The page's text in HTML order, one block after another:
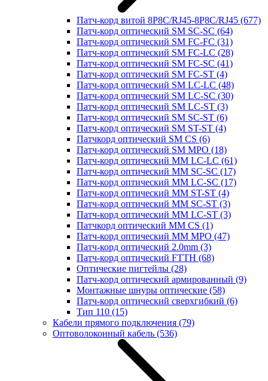
Патч-корд витой 8P8C/RJ45-8P8C/RJ45 (677)
Патч-корд оптический SM SC-SC (64)
Патч-корд оптический SM FC-FC (31)
Патч-корд оптический SM FC-LC (28)
Патч-корд оптический SM FC-SC (41)
Патч-корд оптический SM FC-ST (4)
Патч-корд оптический SM LC-LC (48)
Патч-корд оптический SM LC-SC (30)
Патч-корд оптический SM LC-ST (3)
Патч-корд оптический SM SC-ST (6)
Патч-корд оптический SM ST-ST (4)
Патчкорд оптический SM CS (6)
Патч-корд оптический SM MPO (18)
Патч-корд оптический MM LC-LC (61)
Патч-корд оптический MM SC-SC (17)
Патч-корд оптический MM LC-SC (17)
Патч-корд оптический MM ST-ST (4)
Патч-корд оптический MM SC-ST (3)
Патч-корд оптический MM LC-ST (3)
Патчкорд оптический MM CS (1)
Патч-корд оптический MM MPO (47)
Патч-корд оптический 2.0mm (3)
Патч-корд оптический FTTH (68)
Оптические пигтейлы (28)
Патч-корд оптический армированный (9)
Монтажные шнуры оптические (58)
Патч-корд оптический сверхгибкий (6)
Тип 110 (15)
Кабели прямого подключения (79)
Оптоволоконный кабель (536)